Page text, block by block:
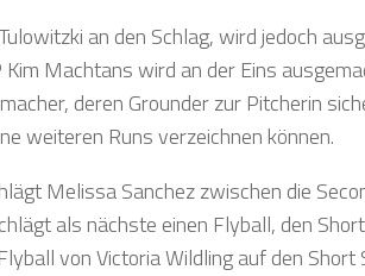
an den Schlag, wird jedoch
Machtans wird an der Eins
deren Grounder zur Pitcherin
weiteren Runs verzeichnen können.
Melissa Sanchez zwischen die
als nächste einen Flyball, den
von Victoria Wildling auf den